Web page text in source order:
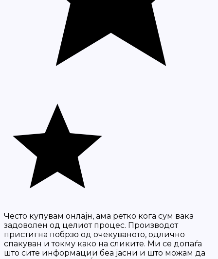
Често купувам онлајн, ама ретко кога сум вака
задоволен од целиот процес. Производот
пристигна побрзо од очекуваното, одлично
спакуван и токму како на сликите. Ми се допаѓа
што сите информации беа јасни и што можам да